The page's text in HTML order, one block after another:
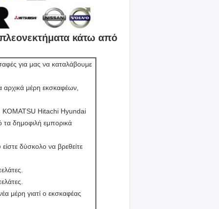
κάτω από
για μας να καταλάβουμε
αρχικά μέρη εκσκαφέων,
KOMATSU Hitachi Hyundai
δημοφιλή εμπορικά
δύσκολο να βρεθείτε
μέρη γιατί ο εκσκαφέας